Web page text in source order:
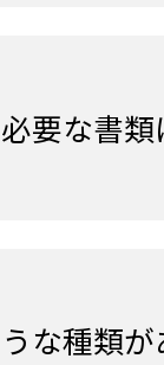
要な書
な種類